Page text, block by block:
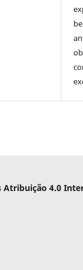
Atribuição 4.0